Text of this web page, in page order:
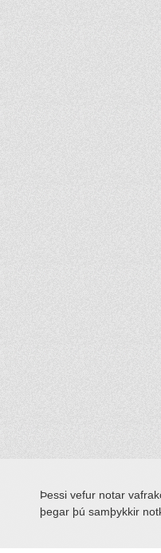
Þessi vefur notar
þegar þú samþykkir